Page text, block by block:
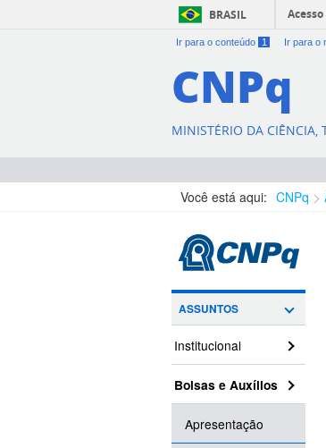
BRASIL
Ir para o conteúdo 1 Ir para o
CNPq
MINISTÉRIO DA CIÊNCIA,
Você está aqui: CNPq
ASSUNTOS
Institucional
Bolsas e Auxílios
Apresentação